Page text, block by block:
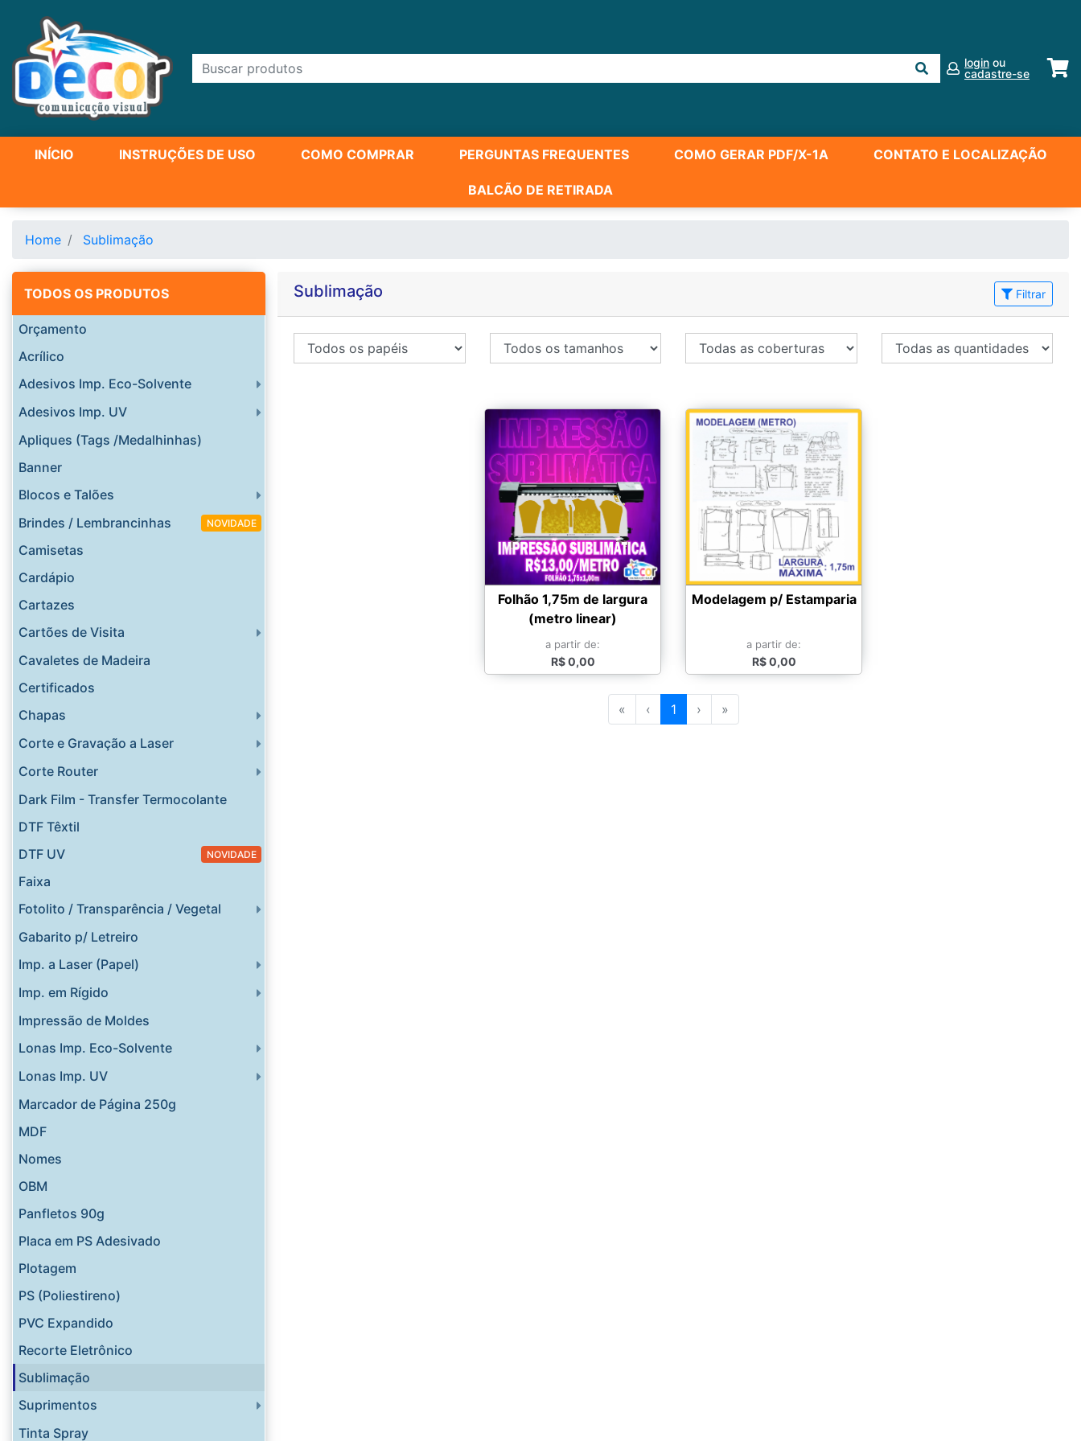
login ou
cadastre-se
INÍCIO INSTRUÇÕES DE USO COMO COMPRAR PERGUNTAS FREQUENTES COMO GERAR PDF/X-1A CONTATO E LOCALIZAÇÃO
BALCÃO DE RETIRADA
Home Sublimação
TODOS OS PRODUTOS
Orçamento
Acrílico
Adesivos Imp. Eco-Solvente
Adesivos Imp. UV
Apliques (Tags /Medalhinhas)
Banner
Blocos e Talões
NOVIDADE
Brindes / Lembrancinhas
Camisetas
Cardápio
Cartazes
Cartões de Visita
Cavaletes de Madeira
Certificados
Chapas
Corte e Gravação a Laser
Corte Router
Dark Film - Transfer Termocolante
DTF Têxtil
NOVIDADE
DTF UV
Faixa
Fotolito / Transparência / Vegetal
Gabarito p/ Letreiro
Imp. a Laser (Papel)
Imp. em Rígido
Impressão de Moldes
Lonas Imp. Eco-Solvente
Lonas Imp. UV
Marcador de Página 250g
MDF
Nomes
OBM
Panfletos 90g
Placa em PS Adesivado
Plotagem
PS (Poliestireno)
PVC Expandido
Recorte Eletrônico
Sublimação
Suprimentos
Tinta Spray
Sublimação Filtrar
Folhão 1,75m de largura
(metro linear)
a partir de:
R$ 0,00
Modelagem p/ Estamparia
a partir de:
R$ 0,00
« ‹ 1 › »